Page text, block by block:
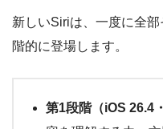
新しいSiriは、一度に全
階的に登場します。
第1段階（iOS 26.4